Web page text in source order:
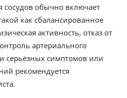
сосудов обычно включает
как сбалансированное
активность, отказ от
артериального
серьёзных симптомов или
рекомендуется